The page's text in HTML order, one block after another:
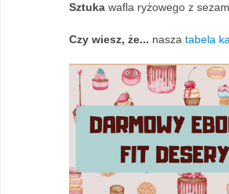
Sztuka wafla ryżowego z
Czy wiesz, że... nasza tabela